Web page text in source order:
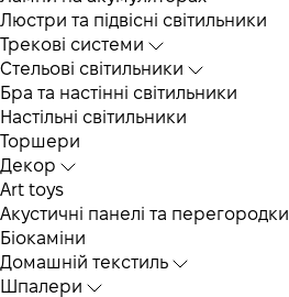
Люстри та підвісні світильники
Трекові системи
Cтельові світильники
Бра та настінні світильники
Настільні світильники
Торшери
Декор
Art toys
Акустичні панелі та перегородки
Біокаміни
Домашній текстиль
Шпалери